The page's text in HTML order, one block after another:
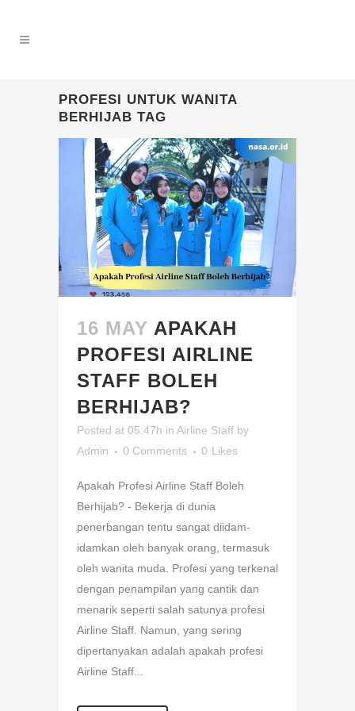
PROFESI UNTUK WANITA
BERHIJAB TAG
16 MAY APAKAH
PROFESI AIRLINE
STAFF BOLEH
BERHIJAB?
Posted at 05:47h in Airline Staff by
Admin
0 Comments 0 Likes
Apakah Profesi Airline Staff Boleh
Berhijab? - Bekerja di dunia
penerbangan tentu sangat diidam-
idamkan oleh banyak orang, termasuk
oleh wanita muda. Profesi yang terkenal
dengan penampilan yang cantik dan
menarik seperti salah satunya profesi
Airline Staff. Namun, yang sering
dipertanyakan adalah apakah profesi
Airline Staff...